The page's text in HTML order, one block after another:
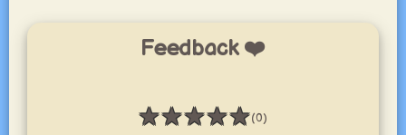
Feedback ❤️
★★★★★
Bewertung: 0 / 5 (0)